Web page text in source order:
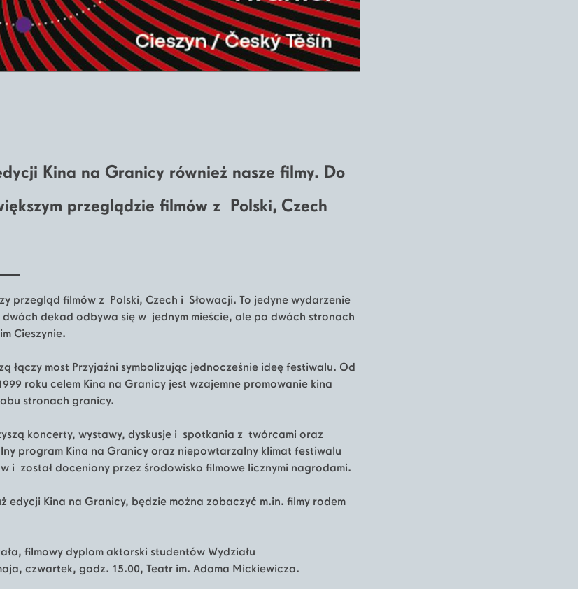
Kina na Granicy również nasze filmy. Do
przeglądzie filmów z Polski, Czech
przegląd filmów z Polski, Czech i Słowacji. To jedyne wydarzenie
dekad odbywa się w jednym mieście, ale po dwóch stronach
Cieszynie.
łączy most Przyjaźni symbolizując jednocześnie ideę festiwalu. Od
roku celem Kina na Granicy jest wzajemne promowanie kina
stronach granicy.
koncerty, wystawy, dyskusje i spotkania z twórcami oraz
program Kina na Granicy oraz niepowtarzalny klimat festiwalu
i został doceniony przez środowisko filmowe licznymi nagrodami.
edycji Kina na Granicy, będzie można zobaczyć m.in. filmy rodem
filmowy dyplom aktorski studentów Wydziału
czwartek, godz. 15.00, Teatr im. Adama Mickiewicza.